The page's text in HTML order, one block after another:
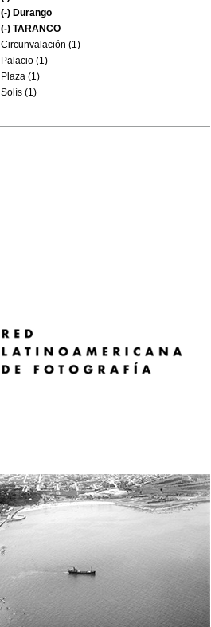
(-) Durango
(-) TARANCO
Circunvalación (1)
Palacio (1)
Plaza (1)
Solís (1)